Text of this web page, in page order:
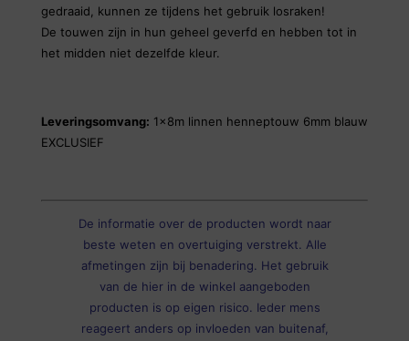
gedraaid, kunnen ze tijdens het gebruik losraken!
De touwen zijn in hun geheel geverfd en hebben tot in
het midden niet dezelfde kleur.
Leveringsomvang: 1x8m linnen henneptouw 6mm blauw
EXCLUSIEF
De informatie over de producten wordt naar
beste weten en overtuiging verstrekt. Alle
afmetingen zijn bij benadering. Het gebruik
van de hier in de winkel aangeboden
producten is op eigen risico. Ieder mens
reageert anders op invloeden van buitenaf,